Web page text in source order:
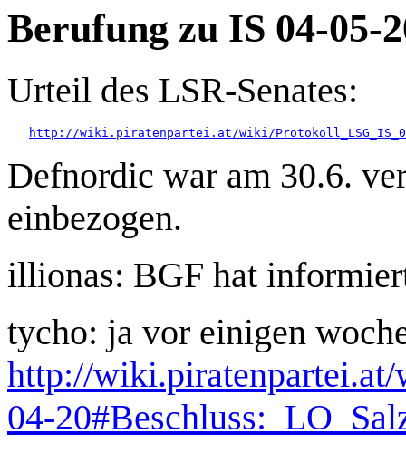
Berufung zu IS 04-05-
Urteil des LSR-Senates:
http://wiki.piratenpartei.at/wiki/
Defnordic war am 30.6.
einbezogen.
illionas: BGF hat
tycho: ja vor einigen
http://
04-